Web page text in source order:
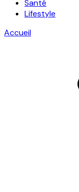
Santé
Lifestyle
Accueil